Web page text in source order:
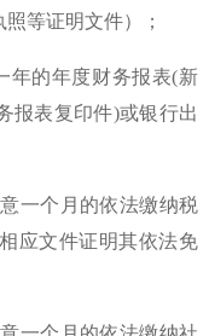
等证明文件）；
年的年度财务报表(新
报表复印件)或银行出
一个月的依法缴纳税
应文件证明其依法免